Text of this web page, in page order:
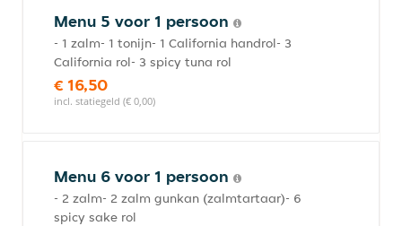
Menu 5 voor 1 persoon
- 1 zalm- 1 tonijn- 1 California handrol- 3
California rol- 3 spicy tuna rol
€ 16,50
incl. statiegeld (€ 0,00)
Menu 6 voor 1 persoon
- 2 zalm- 2 zalm gunkan (zalmtartaar)- 6
spicy sake rol